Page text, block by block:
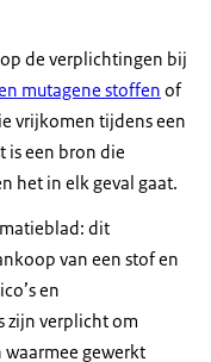
de verplichtingen bij
mutagene stoffen of
vrijkomen tijdens een
is een bron die
het in elk geval gaat.
dit
van een stof en
en
zijn verplicht om
gewerkt